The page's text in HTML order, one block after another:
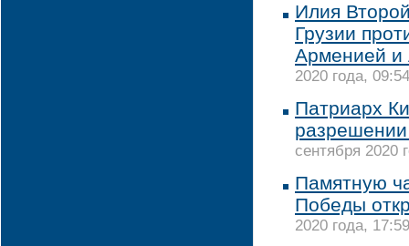
Илия
Грузии
Арменией и
2020 года, 09:54
Патриарх
сентября 2020
Памятную
Победы
2020 года, 17:59